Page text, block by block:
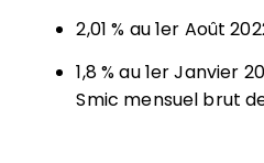
2,01 % au 1er Août
1,8 % au 1er Janvier
Smic mensuel brut